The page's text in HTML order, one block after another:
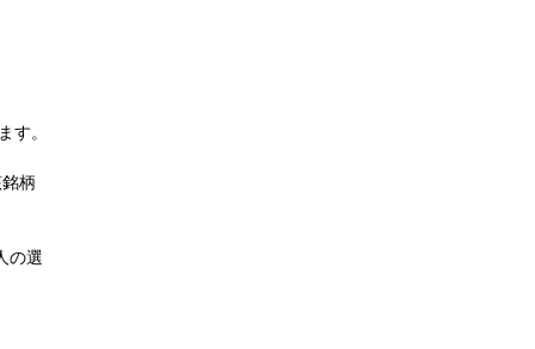
す。
柄
の選